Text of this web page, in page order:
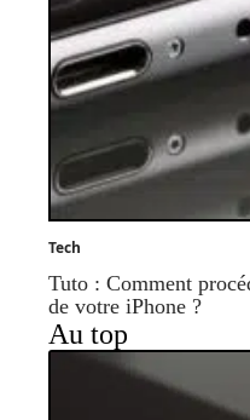
Tech
Tuto : Comment
de votre iPhone ?
Au top